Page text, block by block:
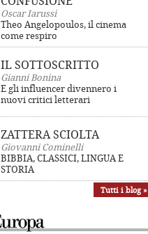
Oscar Iarussi
Theo Angelopoulos, il cinema
come respiro
IL SOTTOSCRITTO
Gianni Bonina
E gli influencer divennero i
nuovi critici letterari
ZATTERA SCIOLTA
Giovanni Cominelli
BIBBIA, CLASSICI, LINGUA E
STORIA
Tutti i blog »